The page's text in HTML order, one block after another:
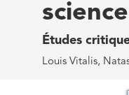
Études
Louis Vitalis,